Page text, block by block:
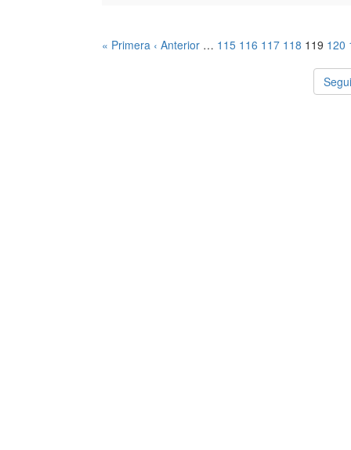
« Primera ‹ Anterior … 115 116 117 118 119 120